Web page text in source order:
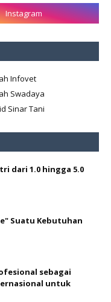
Infovet
Swadaya
Sinar Tani
dari 1.0 hingga 5.0
Suatu Kebutuhan
sebagai
untuk